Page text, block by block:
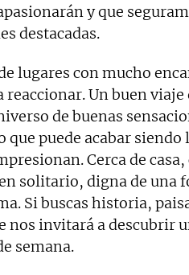
y que
destacadas.
lugares con mucho
Un buen viaje
de buenas
que puede acabar siendo
Cerca de
solitario, digna de una
Si buscas historia,
nos invitará a descubrir
semana.